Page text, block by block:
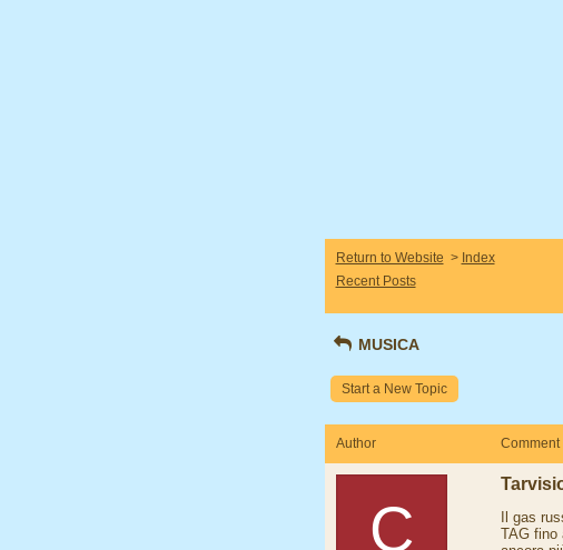
Return to Website > Index
Recent Posts
MUSICA
Start a New Topic
Author Comment
C
Il gas
TAG fino